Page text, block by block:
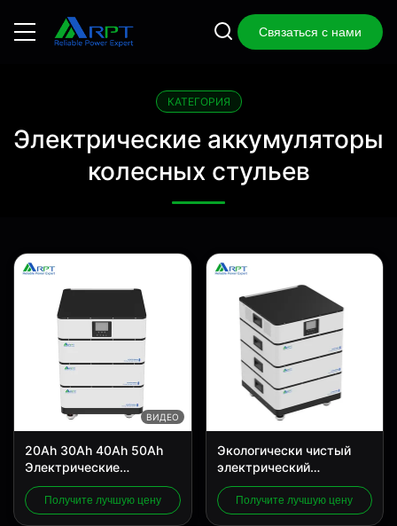
Связаться с нами
КАТЕГОРИЯ
Электрические аккумуляторы
колесных стульев
ВИДЕО
20Ah 30Ah 40Ah 50Ah
Электрические
аккумуляторы для
инвалидных колясок
12,8в Lifepo4
Получите лучшую цену
Экологически чистый
электрический
инвалидный кресло
Литийная батарея
240Wh Электрические
Получите лучшую цену